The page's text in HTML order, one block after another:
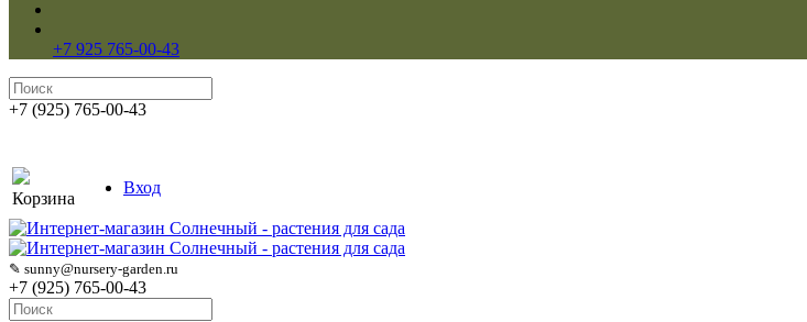
+7 925 765-00-43
+7 (925) 765-00-43
Корзина
Вход
✎ sunny@nursery-garden.ru
+7 (925) 765-00-43